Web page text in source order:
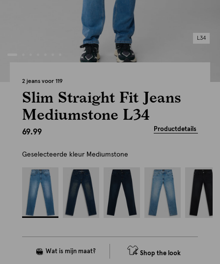
L34
2 jeans voor 119
Slim Straight Fit Jeans
Mediumstone L34
69.99 Productdetails
Geselecteerde kleur Mediumstone
Shop the look